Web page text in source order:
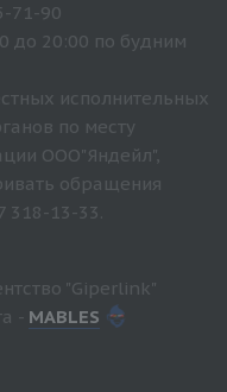
71-90
до 20:00 по будним
исполнительных
по месту
ООО"Яндейл",
обращения
318-13-33.
"Giperlink"
- MABLES